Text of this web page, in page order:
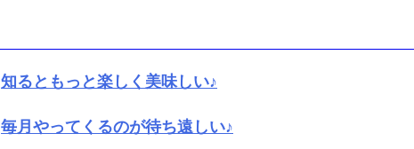
知るともっと楽しく美味しい♪
毎月やってくるのが待ち遠しい♪